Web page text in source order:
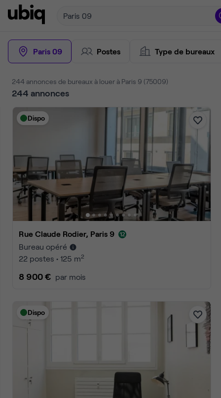
Paris 09
Paris 09 Postes Type de bureaux
244 annonces de bureaux à louer à Paris 9 (75009)
244 annonces